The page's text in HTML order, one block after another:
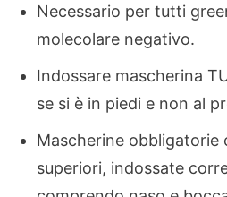
Necessario per tutti
molecolare negativo.
Indossare mascherina
se si è in piedi e non al
Mascherine obbligatorie
superiori, indossate